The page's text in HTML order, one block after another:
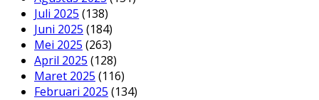
Juli 2025 (138)
Juni 2025 (184)
Mei 2025 (263)
April 2025 (128)
Maret 2025 (116)
Februari 2025 (134)